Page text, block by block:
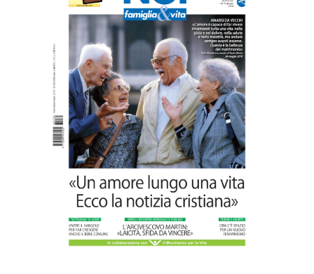
SAMARITANI 2.0: la risposta di Federvita
Emilia Romagna al suicidio assistito per
legge
25 Luglio 2026 Commenti disabilitati
Gino Soldera nominato Membro della
“Hall of Honor Prenatal Sciences 2026”
16 Luglio 2026 Commenti disabilitati